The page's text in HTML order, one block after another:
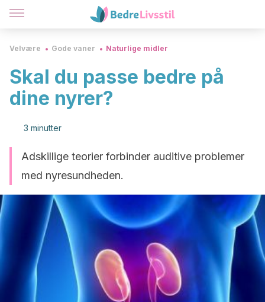
Velvære Gode vaner Naturlige midler
Skal du passe bedre på
dine nyrer?
3 minutter
Adskillige teorier forbinder auditive problemer
med nyresundheden.